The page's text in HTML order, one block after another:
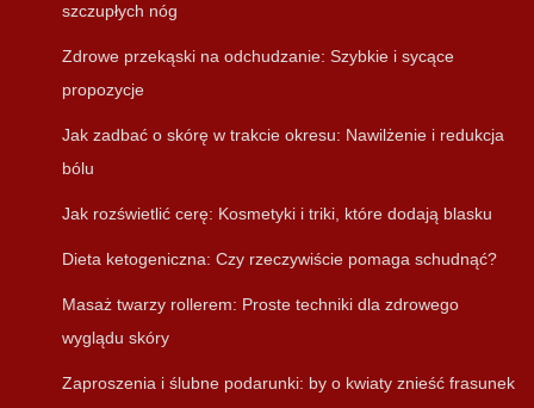
szczupłych nóg
Zdrowe przekąski na odchudzanie: Szybkie i sycące
propozycje
Jak zadbać o skórę w trakcie okresu: Nawilżenie i redukcja
bólu
Jak rozświetlić cerę: Kosmetyki i triki, które dodają blasku
Dieta ketogeniczna: Czy rzeczywiście pomaga schudnąć?
Masaż twarzy rollerem: Proste techniki dla zdrowego
wyglądu skóry
Zaproszenia i ślubne podarunki: by o kwiaty znieść frasunek